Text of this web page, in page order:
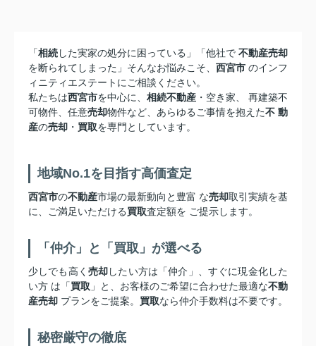
「相続した実家の処分に困っている」「他社で 不動産売却
を断られてしまった」そんなお悩みこそ、 西宮市 のインフ
ィニティエステートにご相談ください。
私たちは西宮市を中心に、 相続不動産 ・空き家、 再建築不
可物件、任意売却物件など、あらゆるご事情を抱えた不 動
産の売却 ・ 買取を専門としています。
地域No.1を目指す高価査定
西宮市の不動産市場の最新動向と豊富 な売却取引実績を基
に、ご満足いただける買取査定額を ご提示します。
「仲介」と「買取」が選べる
少しでも高く 売却 したい方は「仲介」、すぐに現金化した
い方 は「買取 」と、お客様のご希望に合わせた最適な不動
産売却 プランをご提案。 買取なら仲介手数料は不要です。
秘密厳守の徹底